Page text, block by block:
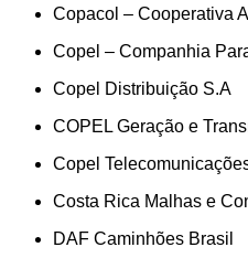
Copacol – Cooperativa
Copel – Companhia
Copel Distribuição S.A
COPEL Geração e
Copel
Costa Rica Malhas e
DAF Caminhões Brasil